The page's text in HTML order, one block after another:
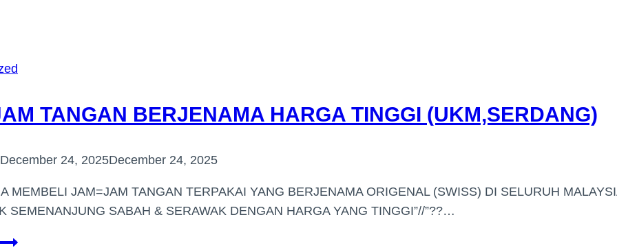
TANGAN BERJENAMA HARGA TINGGI (UKM,SERDANG)
December 24, 2025December 24, 2025
MEMBELI JAM=JAM TANGAN TERPAKAI YANG BERJENAMA ORIGENAL (SWISS) DI SELURUH
SEMENANJUNG SABAH & SERAWAK DENGAN HARGA YANG TINGGI”//”??…